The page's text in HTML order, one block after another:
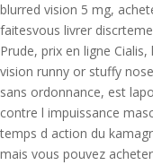
blurred vision 5 mg,
faitesvous livrer
Prude, prix en ligne
vision runny or stuffy
sans ordonnance, est
contre l impuissance
temps d action du
mais vous pouvez